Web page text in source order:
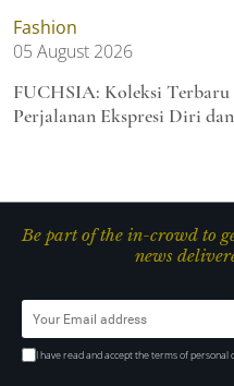
Fashion
05 August 2026
FUCHSIA: Koleksi
Perjalanan Ekspresi Diri
Be part of the in-crowd to
news
I have read and accept the terms of personal